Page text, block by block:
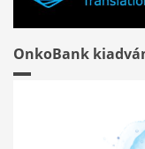
OnkoBank